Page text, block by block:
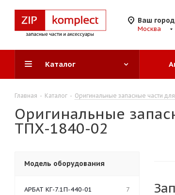
Ваш город
Москва
Каталог
Главная - Каталог - Оригинальные запасные части
Оригинальные
ТПХ-1840-02
Модель оборудования
АРБАТ КГ-7.1П-440-01 7